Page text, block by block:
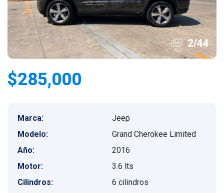
2/44
$285,000
Marca:
Jeep
Modelo:
Grand Cherokee Limited
Año:
2016
Motor:
3.6 lts
Cilindros:
6 cilindros